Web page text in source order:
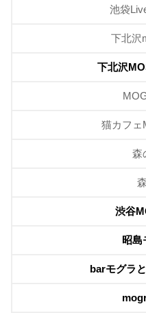
池袋
下北沢
下北沢
猫カフェ
森
渋谷
昭島
barモグラ